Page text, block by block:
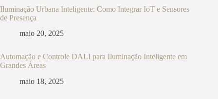
Iluminação Urbana Inteligente: Como Integrar IoT e Sensores
de Presença
maio 20, 2025
Automação e Controle DALI para Iluminação Inteligente em
Grandes Áreas
maio 18, 2025